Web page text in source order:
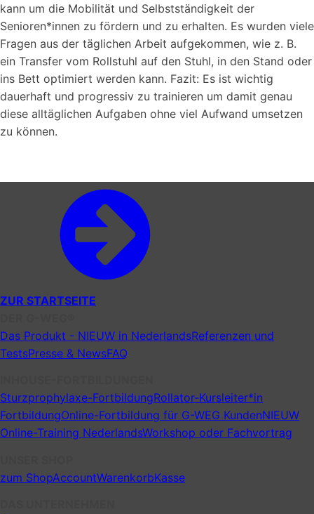
kann um die Mobilität und Selbstständigkeit der
Senioren*innen zu fördern und zu erhalten. Es wurden viele
Fragen aus der täglichen Arbeit aufgekommen, wie z. B.
ein Transfer vom Rollstuhl auf den Stuhl, in den Stand oder
ins Bett optimiert werden kann. Fazit: Es ist wichtig
dauerhaft und progressiv zu trainieren um damit genau
diese alltäglichen Aufgaben ohne viel Aufwand umsetzen
zu können.
ZUR STARTSEITE
Das Produkt - NIEUW in NederlandsReferenzen und
TestsPresse & NewsFAQ
Sturzprophylaxe-FortbildungRollator-Kursleiter*in
FortbildungOnline-Fortbildung für G-WEG KundenNIEUW
Online-Training NederlandsWorkshop oder Fachvortrag
zum ShopAccountWarenkorbKasse